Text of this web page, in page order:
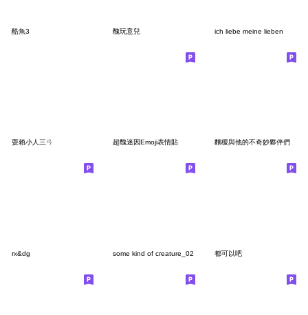
酷魚3 醜玩意兒 ich liebe meine lieben
耍賴小人三ㄢ 超醜迷因Emoji表情貼 麵榎與他的不奇妙夥伴們
rx&dg some kind of creature_02 都可以吧